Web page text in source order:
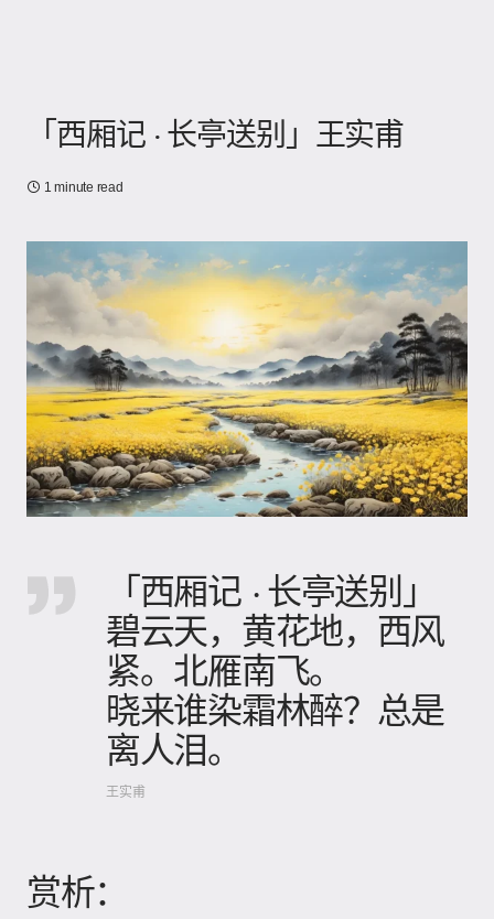
「西厢记 · 长亭送别」王实甫
1 minute read
「西厢记 · 长亭送别」
碧云天，黄花地，西风
紧。北雁南飞。
晓来谁染霜林醉？总是
离人泪。
王实甫
赏析：